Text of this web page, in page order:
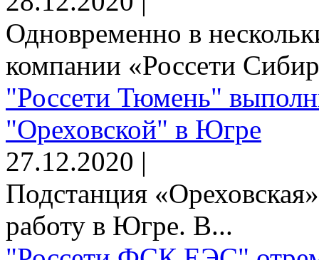
Одновременно в
компании «Россети
"Россети Тюмень"
"Ореховской" в Югре
27.12.2020 |
Подстанция
работу в Югре. В...